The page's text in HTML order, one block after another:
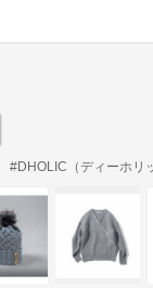
#DHOLIC（ディーホリ